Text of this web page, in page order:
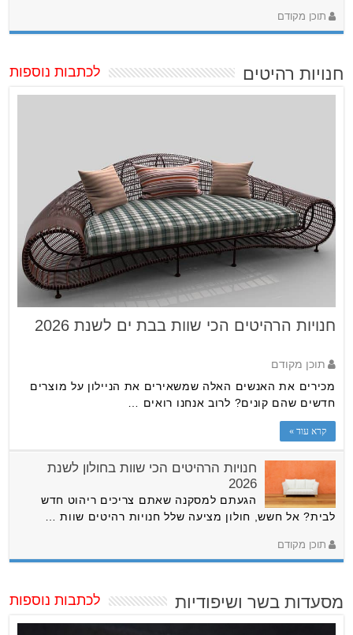
תוכן מקודם
חנויות רהיטים לכתבות נוספות
חנויות הרהיטים הכי שוות בבת ים לשנת 2026
תוכן מקודם
מכירים את האנשים האלה שמשאירים את הניילון על מוצרים
חדשים שהם קונים? לרוב אנחנו רואים …
קרא עוד »
חנויות הרהיטים הכי שוות בחולון לשנת
2026
הגעתם למסקנה שאתם צריכים ריהוט חדש
לבית? אל חשש, חולון מציעה שלל חנויות רהיטים שוות …
תוכן מקודם
מסעדות בשר ושיפודיות לכתבות נוספות